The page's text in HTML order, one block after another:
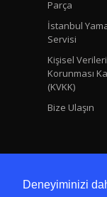
Deneyiminizi
Parça
İstanbul
Servisi
Kişisel
Korunması
(KVKK)
Bize Ulaşın
Yamaha Ersoy